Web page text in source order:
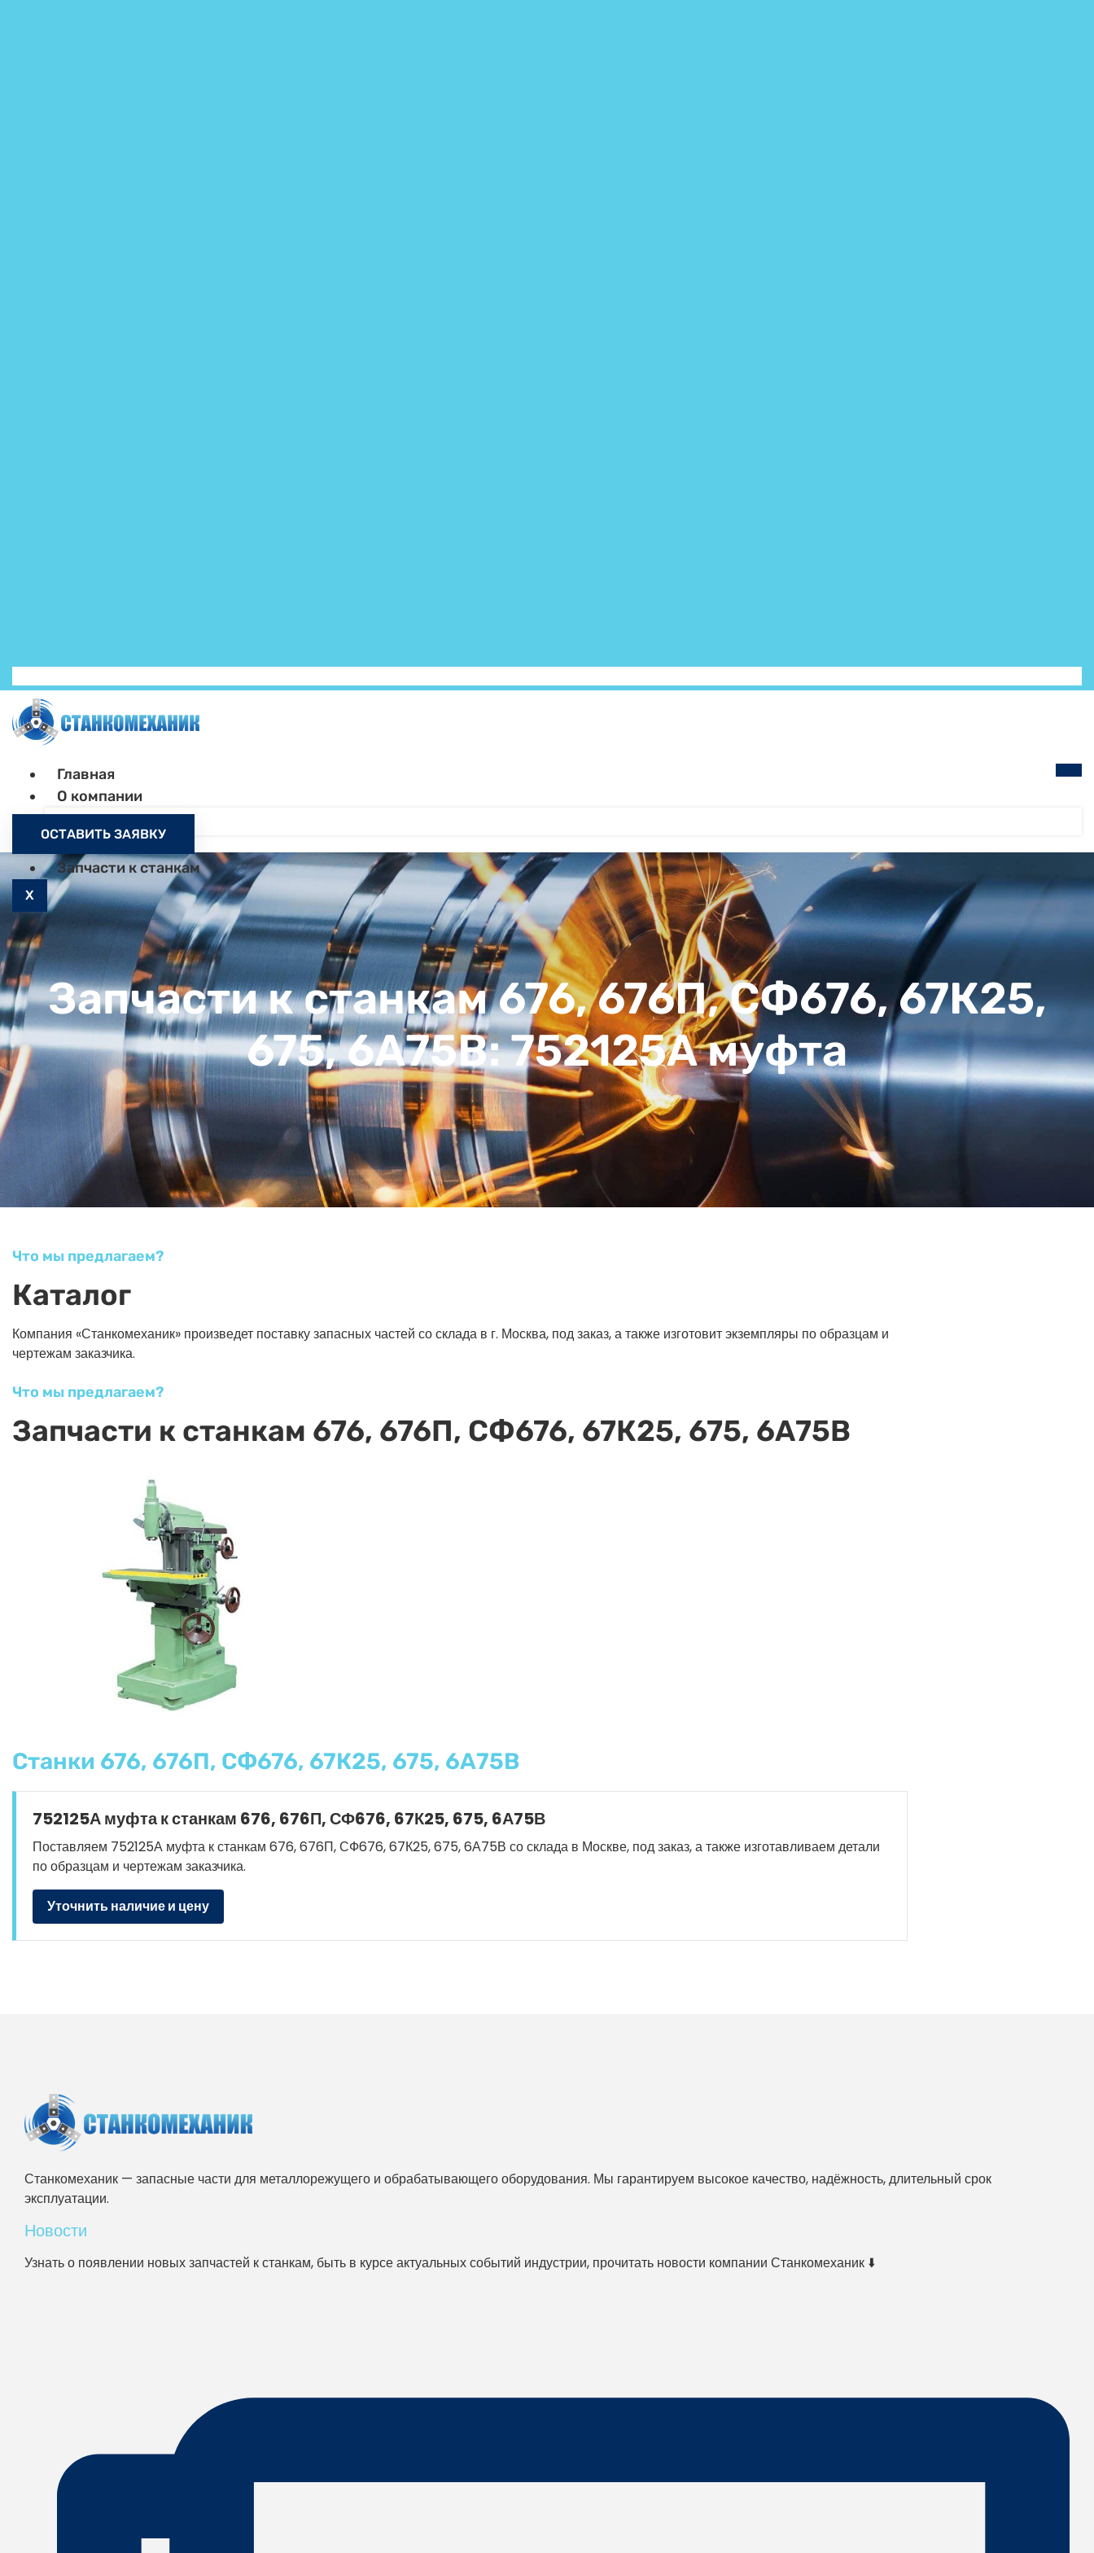
Главная
О компании
Запчасти к станкам
X
ОСТАВИТЬ ЗАЯВКУ
Запчасти к станкам 676, 676П, СФ676, 67К25,
675, 6А75В: 752125А муфта
Что мы предлагаем?
Каталог
Компания «Станкомеханик» произведет поставку запасных частей со склада в г. Москва, под заказ, а также изготовит экземпляры по образцам и
чертежам заказчика.
Что мы предлагаем?
Запчасти к станкам 676, 676П, СФ676, 67К25, 675, 6А75В
Станки 676, 676П, СФ676, 67К25, 675, 6А75В
752125А муфта к станкам 676, 676П, СФ676, 67К25, 675, 6А75В
Поставляем 752125А муфта к станкам 676, 676П, СФ676, 67К25, 675, 6А75В со склада в Москве, под заказ, а также изготавливаем детали
по образцам и чертежам заказчика.
Уточнить наличие и цену
Станкомеханик — запасные части для металлорежущего и обрабатывающего оборудования. Мы гарантируем высокое качество, надёжность, длительный срок
эксплуатации.
Новости
Узнать о появлении новых запчастей к станкам, быть в курсе актуальных событий индустрии, прочитать новости компании Станкомеханик ⬇️